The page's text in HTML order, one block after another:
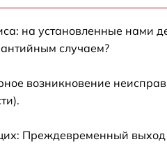
телефона OnePlus Nord
телефона OnePlus Nord N10
крышки телефона OnePlus
на установленные нами
случаем?
возникновение
Преждевременный выход